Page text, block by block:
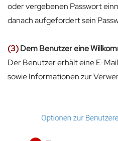
oder vergebenen Passwort
danach aufgefordert sein
(3)Dem Benutzer eine
Der Benutzer erhält eine E-
sowie Informationen zur